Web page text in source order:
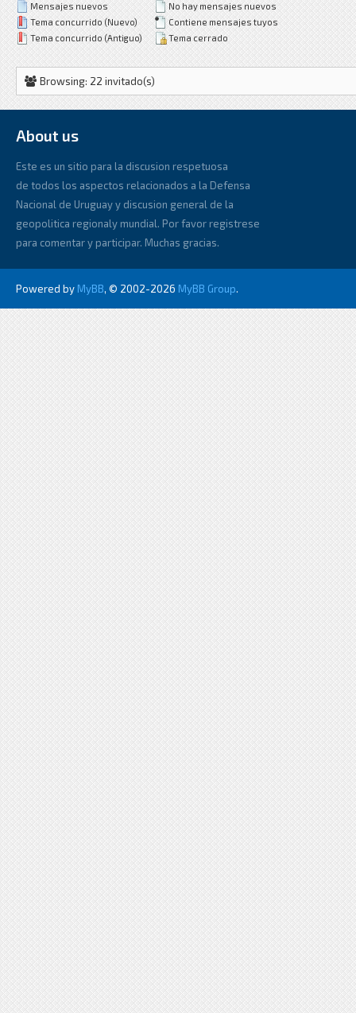
Mensajes nuevos
Tema concurrido (Nuevo)
Tema concurrido (Antiguo)
No hay mensajes nuevos
Contiene mensajes tuyos
Tema cerrado
Browsing: 22 invitado(s)
About us
Este es un sitio para la discusion respetuosa
de todos los aspectos relacionados a la Defensa
Nacional de Uruguay y discusion general de la
geopolitica regionaly mundial. Por favor registrese
para comentar y participar. Muchas gracias.
Powered by MyBB, © 2002-2026 MyBB Group.